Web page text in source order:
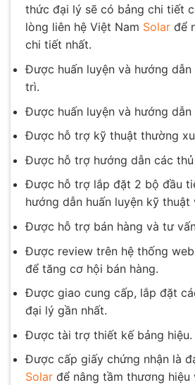
thức đại lý sẽ có bảng chi tiết
lòng liên hệ Việt Nam Solarđể
chi tiết nhất.
Được huấn luyện và hướng
trì.
Được huấn luyện và hướng dẫn
Được hỗ trợ kỹ thuật thường
Được hỗ trợ hướng dẫn các
Được hỗ trợ lắp đặt 2 bộ đầu
hướng dẫn huấn luyện kỹ
Được hỗ trợ bán hàng và tư
Được review trên hệ thống
để tăng cơ hội bán hàng.
Được giao cung cấp, lắp đặt
đại lý gần nhất.
Được tài trợ thiết kế bảng hiệu.
Được cấp giấy chứng nhận là
Solarđể nâng tầm thương hiệu